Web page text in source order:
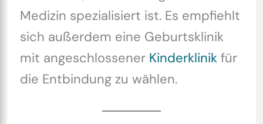
Medizin spezialisiert ist. Es empfiehlt
sich außerdem eine Geburtsklinik
mit angeschlossener Kinderklinikfür
die Entbindung zu wählen.